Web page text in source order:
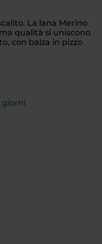
La lana Merino
qualità si uniscono
con balza in pizzo
giorni